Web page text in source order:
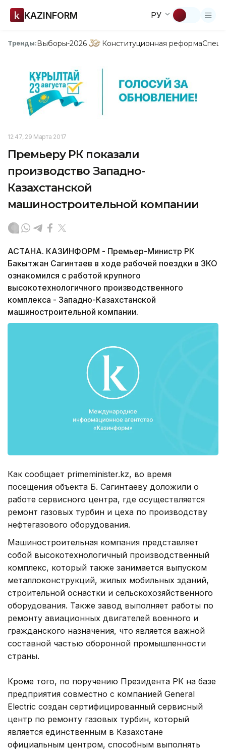
KAZINFORM РУ
Тренды:Выборы-2026 Конституционная реформа
12:47, 29 Марта 2017
Премьеру РК показали
производство Западно-
Казахстанской
машиностроительной компании
АСТАНА. КАЗИНФОРМ - Премьер-Министр РК
Бакытжан Сагинтаев в ходе рабочей поездки в ЗКО
ознакомился с работой крупного
высокотехнологичного производственного
комплекса - Западно-Казахстанской
машиностроительной компании.
Как сообщает primeminister.kz, во время
посещения объекта Б. Сагинтаеву доложили о
работе сервисного центра, где осуществляется
ремонт газовых турбин и цеха по производству
нефтегазового оборудования.
Машиностроительная компания представляет
собой высокотехнологичный производственный
комплекс, который также занимается выпуском
металлоконструкций, жилых мобильных зданий,
строительной оснастки и сельскохозяйственного
оборудования. Также завод выполняет работы по
ремонту авиационных двигателей военного и
гражданского назначения, что является важной
составной частью оборонной промышленности
страны.
Кроме того, по поручению Президента РК на базе
предприятия совместно с компанией General
Electric создан сертифицированный сервисный
центр по ремонту газовых турбин, который
является единственным в Казахстане
официальным центром, способным выполнять